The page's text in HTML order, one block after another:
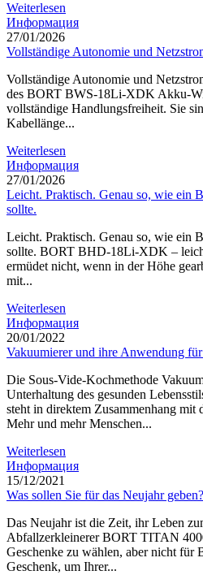
Weiterlesen
Информация
27/01/2026
Vollständige Autonomie und
Vollständige Autonomie und
des BORT BWS-18Li-XDK Akku-
vollständige Handlungsfreiheit. Sie
Kabellänge...
Weiterlesen
Информация
27/01/2026
Leicht. Praktisch. Genau so, wie ein
sollte.
Leicht. Praktisch. Genau so, wie ein
sollte. BORT BHD-18Li-XDK –
ermüdet nicht, wenn in der Höhe
mit...
Weiterlesen
Информация
20/01/2022
Vakuumierer und ihre Anwendung
Die Sous-Vide-Kochmethode
Unterhaltung des gesunden
steht in direktem Zusammenhang mit
Mehr und mehr Menschen...
Weiterlesen
Информация
15/12/2021
Was sollen Sie für das Neujahr geben?
Das Neujahr ist die Zeit, ihr Leben
Abfallzerkleinerer BORT TITAN
Geschenke zu wählen, aber nicht für
Geschenk, um Ihrer...